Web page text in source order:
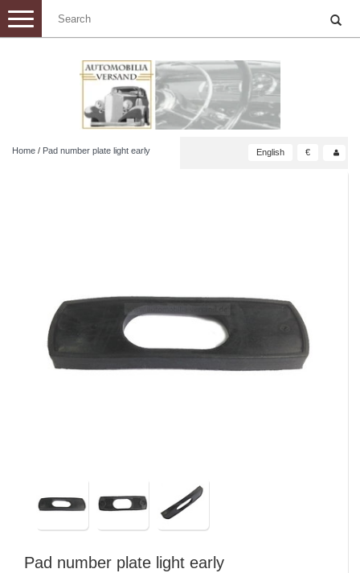
Toggle
navigation
Home / Pad number plate light early English €
Pad number plate light early